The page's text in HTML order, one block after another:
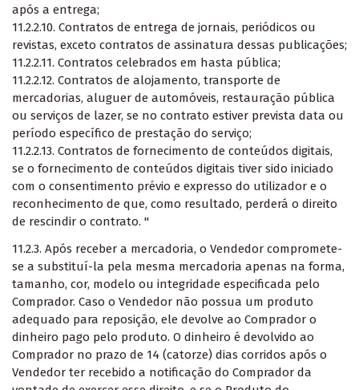
após a entrega;
11.2.2.10. Contratos de entrega de jornais, periódicos ou
revistas, exceto contratos de assinatura dessas publicações;
11.2.2.11. Contratos celebrados em hasta pública;
11.2.2.12. Contratos de alojamento, transporte de
mercadorias, aluguer de automóveis, restauração pública
ou serviços de lazer, se no contrato estiver prevista data ou
período específico de prestação do serviço;
11.2.2.13. Contratos de fornecimento de conteúdos digitais,
se o fornecimento de conteúdos digitais tiver sido iniciado
com o consentimento prévio e expresso do utilizador e o
reconhecimento de que, como resultado, perderá o direito
de rescindir o contrato. "
11.2.3. Após receber a mercadoria, o Vendedor compromete-
se a substituí-la pela mesma mercadoria apenas na forma,
tamanho, cor, modelo ou integridade especificada pelo
Comprador. Caso o Vendedor não possua um produto
adequado para reposição, ele devolve ao Comprador o
dinheiro pago pelo produto. O dinheiro é devolvido ao
Comprador no prazo de 14 (catorze) dias corridos após o
Vendedor ter recebido a notificação do Comprador da